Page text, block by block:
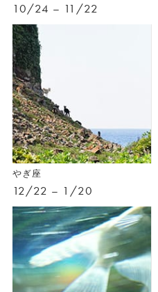
10/24 – 11/22
やぎ座
12/22 – 1/20